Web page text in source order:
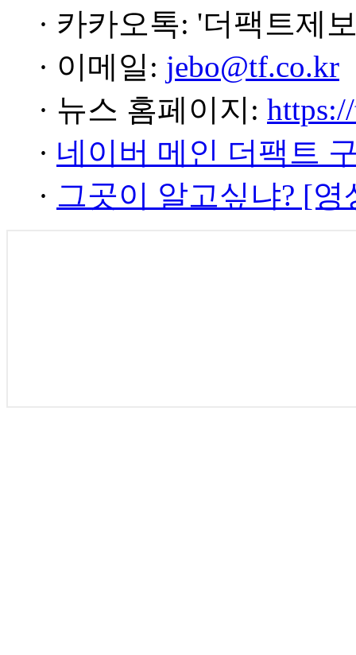
· 카카오톡: '더팩트제
· 이메일: jebo@tf.co.kr
· 뉴스 홈페이지:
· 네이버 메인 더팩트
· 그곳이 알고싶냐? [